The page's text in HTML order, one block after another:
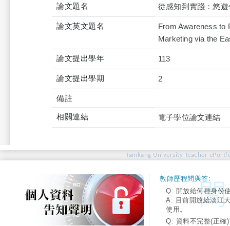
論文題名 從感知到實踐：悠
論文英文題名
From Awareness to
Marketing via the
論文提出學年 113
論文提出學期 2
備註
相關連結 電子學位論文連結
Tamkang University Teacher
教師歷程問與答:
Q: 開放給何種身份
A: 目前開放給淡江
使用。
Q: 資料不完整(正確